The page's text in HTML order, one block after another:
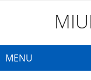
MENU